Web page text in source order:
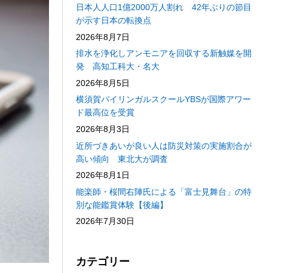
日本人人口1億2000万人割れ 42年ぶりの節目
が示す日本の転換点
2026年8月7日
排水を浄化しアンモニアを回収する新触媒を開
発 高知工科大・名大
2026年8月5日
横須賀バイリンガルスクールYBSが国際アワー
ド最高位を受賞
2026年8月3日
近所づきあいが良い人は防災対策の実施割合が
高い傾向 東北大が調査
2026年8月1日
能楽師・桜間右陣氏による「富士見舞台」の特
別な能鑑賞体験【後編】
2026年7月30日
カテゴリー